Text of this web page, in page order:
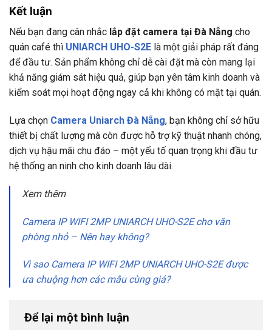
Kết luận
Nếu bạn đang cân nhắc lắp đặt camera tại Đà Nẵng cho
quán café thì UNIARCH UHO-S2E là một giải pháp rất đáng
để đầu tư. Sản phẩm không chỉ dễ cài đặt mà còn mang lại
khả năng giám sát hiệu quả, giúp bạn yên tâm kinh doanh và
kiểm soát mọi hoạt động ngay cả khi không có mặt tại quán.
Lựa chọn Camera Uniarch Đà Nẵng, bạn không chỉ sở hữu
thiết bị chất lượng mà còn được hỗ trợ kỹ thuật nhanh chóng,
dịch vụ hậu mãi chu đáo – một yếu tố quan trọng khi đầu tư
hệ thống an ninh cho kinh doanh lâu dài.
Xem thêm
Camera IP WIFI 2MP UNIARCH UHO-S2E cho văn
phòng nhỏ – Nên hay không?
Vì sao Camera IP WIFI 2MP UNIARCH UHO-S2E được
ưa chuộng hơn các mẫu cùng giá?
Để lại một bình luận